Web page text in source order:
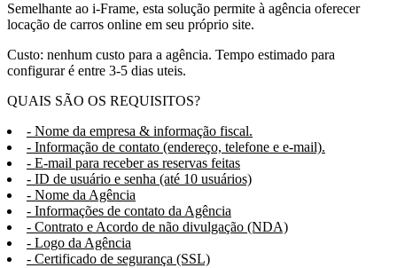
Semelhante ao i-Frame, esta solução permite à agência oferecer
locação de carros online em seu próprio site.
Custo: nenhum custo para a agência. Tempo estimado para
configurar é entre 3-5 dias uteis.
QUAIS SÃO OS REQUISITOS?
- Nome da empresa & informação fiscal.
- Informação de contato (endereço, telefone e e-mail).
- E-mail para receber as reservas feitas
- ID de usuário e senha (até 10 usuários)
- Nome da Agência
- Informações de contato da Agência
- Contrato e Acordo de não divulgação (NDA)
- Logo da Agência
- Certificado de segurança (SSL)